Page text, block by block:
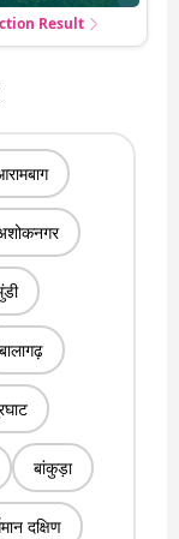
Result
बालागढ़
बांकुड़ा
दक्षिण